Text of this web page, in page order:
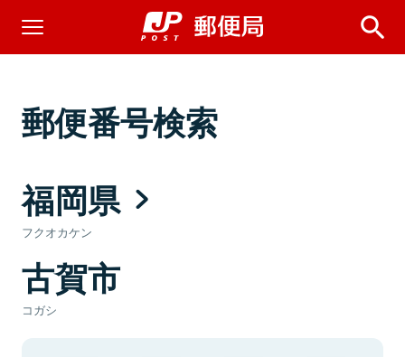
郵便番号検索
福岡県
フクオカケン
古賀市
コガシ